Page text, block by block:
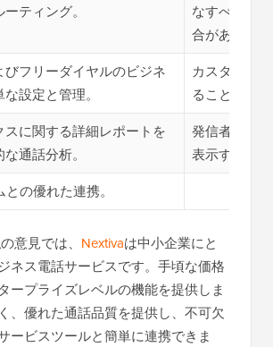
ティング。
なすべての
合がありま
びフリーダイヤルのビジネ
設定と管理。
カスタマー
ることがあ
スに関する詳細レポートを
通話分析。
発信者番号
表示するこ
の優れた連携。
意見では、 Nextivaは中小企業にと
ネス電話サービスです。手頃な価格
ープライズレベルの機能を提供しま
、優れた通話品質を提供し、不可欠
ービスツールと簡単に連携できま